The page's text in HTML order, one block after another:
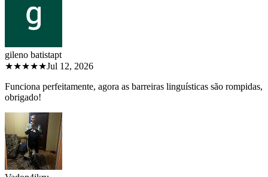
gileno batistapt
★★★★★Jul 12, 2026
Funciona perfeitamente, agora as barreiras linguísticas são rompidas,
obrigado!